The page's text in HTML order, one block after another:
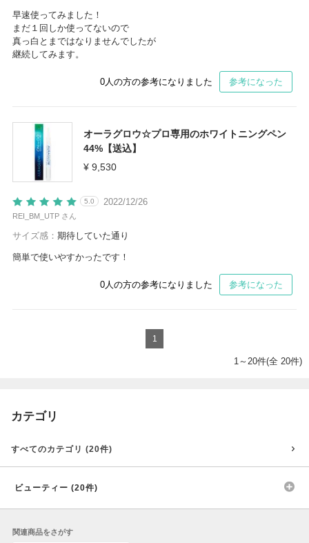
早速使ってみました！
まだ１回しか使ってないので
真っ白とまではなりませんでしたが
継続してみます。
0 人の方の参考になりました 参考になった
オーラグロウ☆プロ専用のホワイトニングペン
44%【送込】
¥ 9,530
2022/12/26
5.0
REI_BM_UTP さん
サイズ感： 期待していた通り
簡単で使いやすかったです！
0 人の方の参考になりました 参考になった
1
1～20件(全 20件)
カテゴリ
すべてのカテゴリ (20件)
ビューティー (20件)
関連商品をさがす